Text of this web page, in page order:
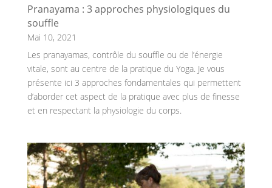
Pranayama : 3 approches physiologiques du
souffle
Mai 10, 2021
Les pranayamas, contrôle du souffle ou de l’énergie
vitale, sont au centre de la pratique du Yoga. Je vous
présente ici 3 approches fondamentales qui permettent
d’aborder cet aspect de la pratique avec plus de finesse
et en respectant la physiologie du corps.